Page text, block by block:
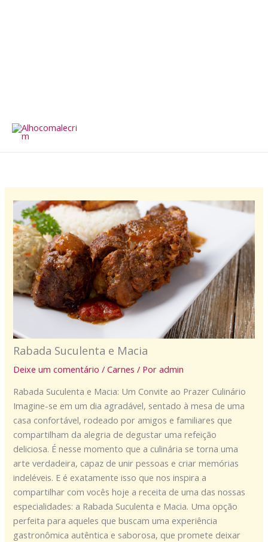
Rabada Suculenta e Macia
Deixe um comentário /Carnes / Poradmin
Rabada Suculenta e Macia: Um Convite ao Prazer Culinário
Imagine-se em um dia agradável, sentado à mesa de uma
casa confortável, rodeado por amigos e familiares que
compartilham da alegria de degustar uma refeição
deliciosa. É nesse momento que a culinária se torna uma
arte verdadeira, capaz de unir pessoas e criar memórias
indeléveis. E é exatamente isso que nos inspira a
compartilhar com vocês hoje a receita de uma das nossas
especialidades: a Rabada Suculenta e Macia. Uma opção
perfeita para aqueles que buscam uma experiência
gastronômica autêntica e saborosa, que promete deixar